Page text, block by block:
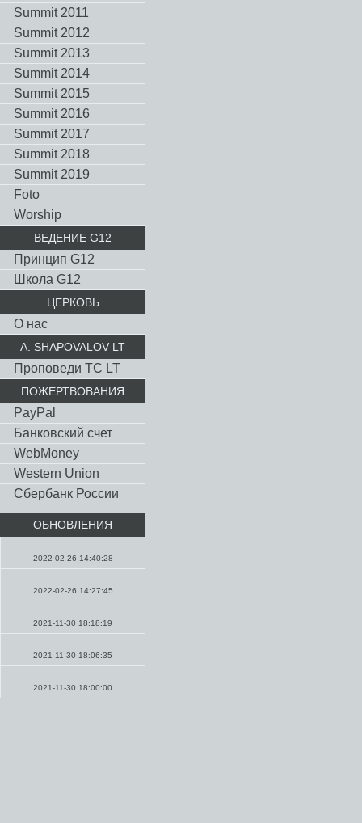
Summit 2011
Summit 2012
Summit 2013
Summit 2014
Summit 2015
Summit 2016
Summit 2017
Summit 2018
Summit 2019
Foto
Worship
ВЕДЕНИЕ G12
Принцип G12
Школа G12
ЦЕРКОВЬ
О нас
A. SHAPOVALOV LT
Проповеди TC LT
ПОЖЕРТВОВАНИЯ
PayPal
Банковский счет
WebMoney
Western Union
Сбербанк России
ОБНОВЛЕНИЯ
2022-02-26 14:40:28
2022-02-26 14:27:45
2021-11-30 18:18:19
2021-11-30 18:06:35
2021-11-30 18:00:00